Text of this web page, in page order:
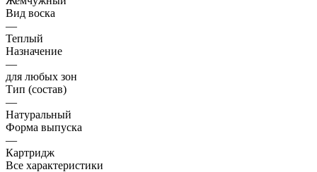
Вид воска
—
Теплый
Назначение
—
для любых зон
Тип (состав)
—
Натуральный
Форма выпуска
—
Картридж
Все характеристики